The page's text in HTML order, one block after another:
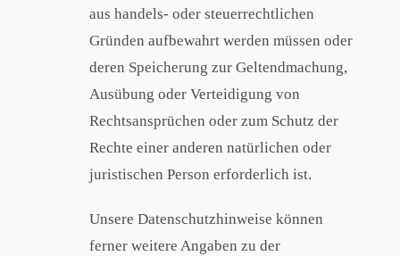
aus handels- oder steuerrechtlichen
Gründen aufbewahrt werden müssen oder
deren Speicherung zur Geltendmachung,
Ausübung oder Verteidigung von
Rechtsansprüchen oder zum Schutz der
Rechte einer anderen natürlichen oder
juristischen Person erforderlich ist.
Unsere Datenschutzhinweise können
ferner weitere Angaben zu der